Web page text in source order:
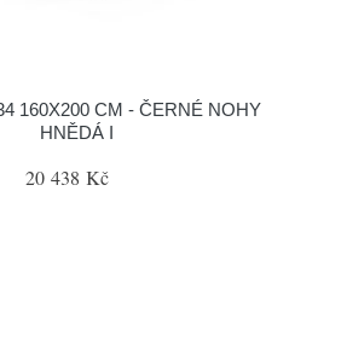
160X200 CM - ČERNÉ NOHY
HNĚDÁ I
20 438 Kč